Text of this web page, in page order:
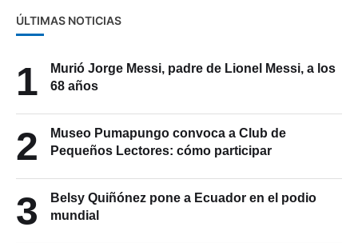
ÚLTIMAS NOTICIAS
1
Murió Jorge Messi, padre de Lionel Messi, a los
68 años
2
Museo Pumapungo convoca a Club de
Pequeños Lectores: cómo participar
3
Belsy Quiñónez pone a Ecuador en el podio
mundial